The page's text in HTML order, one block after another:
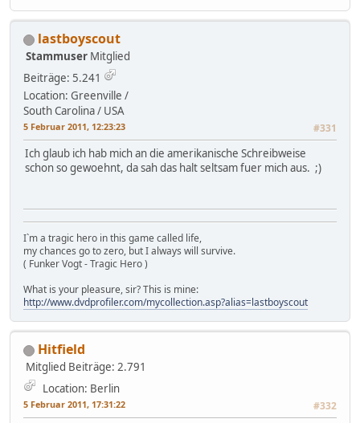
lastboyscout
Stammuser Mitglied
Beiträge: 5.241
Location: Greenville /
South Carolina / USA
5 Februar 2011, 12:23:23 #331
Ich glaub ich hab mich an die amerikanische Schreibweise
schon so gewoehnt, da sah das halt seltsam fuer mich aus. ;)
I`m a tragic hero in this game called life,
my chances go to zero, but I always will survive.
( Funker Vogt - Tragic Hero )
What is your pleasure, sir? This is mine:
http://www.dvdprofiler.com/mycollection.asp?alias=lastboyscout
Hitfield
Mitglied Beiträge: 2.791
Location: Berlin
5 Februar 2011, 17:31:22 #332